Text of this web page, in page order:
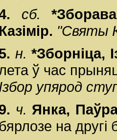
сб.
Казімір. "Святы
н.*Зборніца,
ў час
упярод
ч. Янка,
на другі